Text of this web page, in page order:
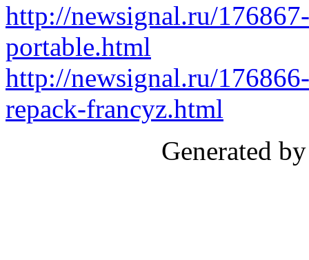
http://newsignal.ru/
portable.html
http://newsignal.ru/
repack-francyz.html
Generated